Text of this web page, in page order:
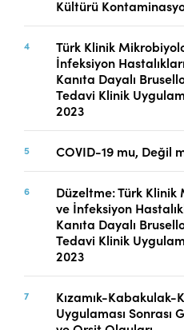
Online Makale
Gönderimi
Dizinler
Telif Hakları
İletişim
FACEBOOK
Kültürü
Türk Klinik
İnfeksiyon
Kanıta Dayalı
Tedavi Klinik
2023
COVID-19 mu, Değil
Düzeltme: Türk Klinik
ve İnfeksiyon
Kanıta Dayalı
Tedavi Klinik
2023
Kızamık-Kabakulak-
Uygulaması Sonrası